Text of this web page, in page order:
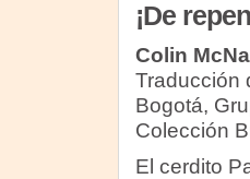
¡De
Colin
Traducción
Bogotá,
Colección
El cerdito